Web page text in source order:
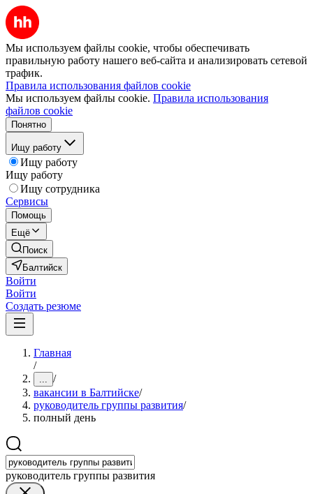
Мы используем файлы cookie, чтобы обеспечивать
правильную работу нашего веб-сайта и анализировать сетевой
трафик.
Правила использования файлов cookie
Мы используем файлы cookie. Правила использования
файлов cookie
Понятно
Ищу работу
Ищу работу
Ищу работу
Ищу сотрудника
Сервисы
Помощь
Ещё
Поиск
Балтийск
Войти
Войти
Создать резюме
Главная
/
... /
вакансии в Балтийске/
руководитель группы развития/
полный день
руководитель группы развития